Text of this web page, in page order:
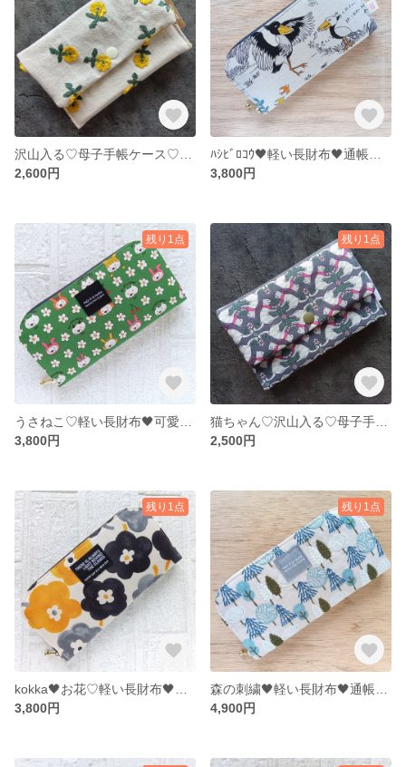
2,600円
3,800円
残り1点
3,800円
残り1点
2,500円
残り1点
3,800円
残り1点
4,900円